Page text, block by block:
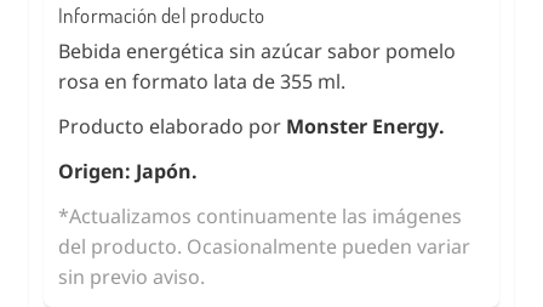
Información del producto
Bebida energética sin azúcar sabor pomelo
rosa en formato lata de 355 ml.
Producto elaborado por Monster Energy.
Origen: Japón.
*Actualizamos continuamente las imágenes
del producto. Ocasionalmente pueden variar
sin previo aviso.